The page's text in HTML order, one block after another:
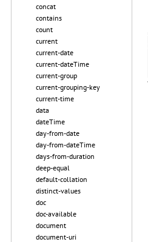
concat
contains
count
current
current-date
current-dateTime
current-group
current-grouping-key
current-time
data
dateTime
day-from-date
day-from-dateTime
days-from-duration
deep-equal
default-collation
distinct-values
doc
doc-available
document
document-uri